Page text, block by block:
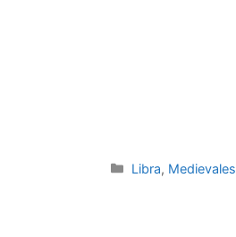
Categories
Libra, Medievales